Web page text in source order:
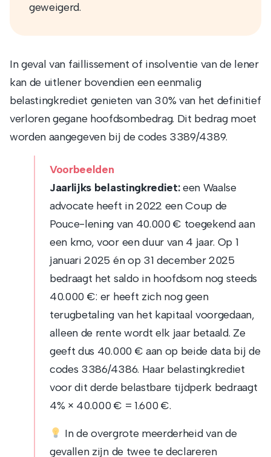
geweigerd.
In geval van faillissement of insolventie van de lener
kan de uitlener bovendien een eenmalig
belastingkrediet genieten van 30% van het definitief
verloren gegane hoofdsombedrag. Dit bedrag moet
worden aangegeven bij de codes 3389/4389.
Voorbeelden
Jaarlijks belastingkrediet:een Waalse
advocate heeft in 2022 een Coup de
Pouce-lening van 40.000 € toegekend aan
een kmo, voor een duur van 4 jaar. Op 1
januari 2025 én op 31 december 2025
bedraagt het saldo in hoofdsom nog steeds
40.000 €: er heeft zich nog geen
terugbetaling van het kapitaal voorgedaan,
alleen de rente wordt elk jaar betaald. Ze
geeft dus 40.000 € aan op beide data bij de
codes 3386/4386. Haar belastingkrediet
voor dit derde belastbare tijdperk bedraagt
4% × 40.000 € = 1.600 €.
In de overgrote meerderheid van de
gevallen zijn de twee te declareren